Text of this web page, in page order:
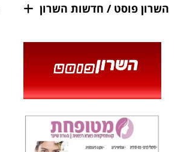
השרון פוסט / חדשות השרון